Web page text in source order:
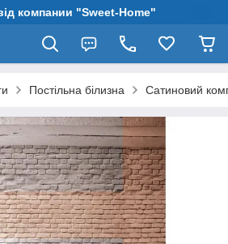
компании "Sweet-Home"
Постільна білизна Сатиновий